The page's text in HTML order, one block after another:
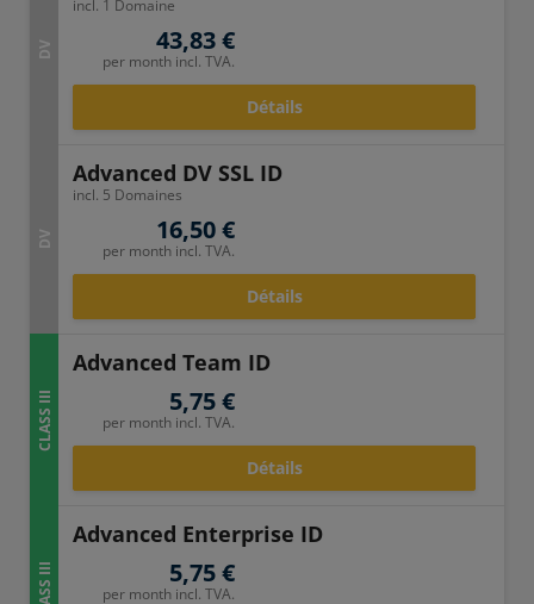
DV
incl. 1 Domaine
43,83 €
per month incl. TVA.
Détails
DV
Advanced DV SSL ID
incl. 5 Domaines
16,50 €
per month incl. TVA.
Détails
CLASS III
Advanced Team ID
5,75 €
per month incl. TVA.
Détails
CLASS III
Advanced Enterprise ID
5,75 €
per month incl. TVA.